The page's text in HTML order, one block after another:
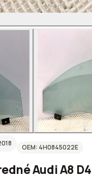
OEM: 4H0845022E
Audi A8